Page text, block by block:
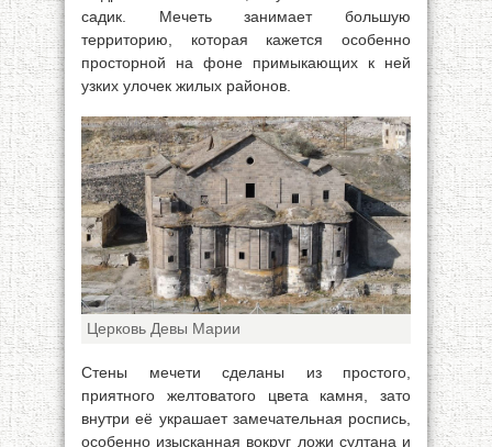
садик. Мечеть занимает большую
территорию, которая кажется особенно
просторной на фоне примыкающих к ней
узких улочек жилых районов.
Церковь Девы Марии
Стены мечети сделаны из простого,
приятного желтоватого цвета камня, зато
внутри её украшает замечательная роспись,
особенно изысканная вокруг ложи султана и